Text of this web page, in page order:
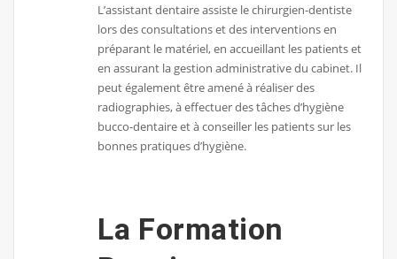
L’assistant dentaire assiste le chirurgien-dentiste
lors des consultations et des interventions en
préparant le matériel, en accueillant les patients et
en assurant la gestion administrative du cabinet. Il
peut également être amené à réaliser des
radiographies, à effectuer des tâches d’hygiène
bucco-dentaire et à conseiller les patients sur les
bonnes pratiques d’hygiène.
La Formation